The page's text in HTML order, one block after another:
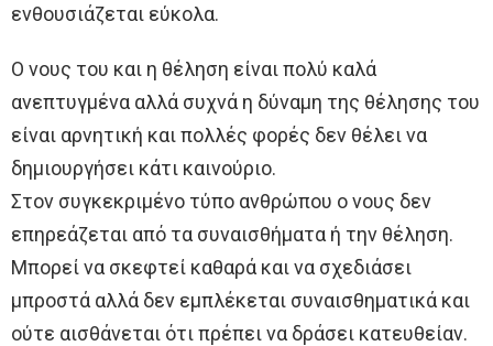
ενθουσιάζεται εύκολα.
Ο νους του και η θέληση είναι πολύ καλά
ανεπτυγμένα αλλά συχνά η δύναμη της θέλησης του
είναι αρνητική και πολλές φορές δεν θέλει να
δημιουργήσει κάτι καινούριο.
Στον συγκεκριμένο τύπο ανθρώπου ο νους δεν
επηρεάζεται από τα συναισθήματα ή την θέληση.
Μπορεί να σκεφτεί καθαρά και να σχεδιάσει
μπροστά αλλά δεν εμπλέκεται συναισθηματικά και
ούτε αισθάνεται ότι πρέπει να δράσει κατευθείαν.